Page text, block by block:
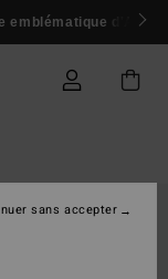
emblématique d'Andy
sans accepter